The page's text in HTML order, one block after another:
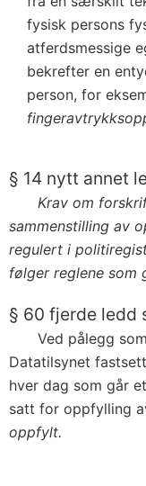
fysisk persons
atferdsmessige
bekrefter en
person, for
§ 14 nytt annet
Krav om
sammenstilling av
regulert i
følger reglene som
§ 60 fjerde ledd
Ved pålegg
Datatilsynet
hver dag som går
satt for oppfylling
oppfylt.